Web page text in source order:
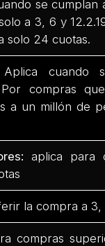
se cumplan
a 3, 6 y
solo 24 cuotas.
Aplica cuando
Por compras
a un millón de
aplica para
la compra a 3,
compras